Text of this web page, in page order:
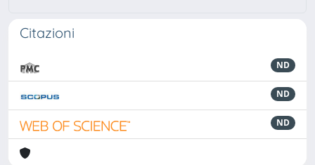
Citazioni
ND
ND
ND